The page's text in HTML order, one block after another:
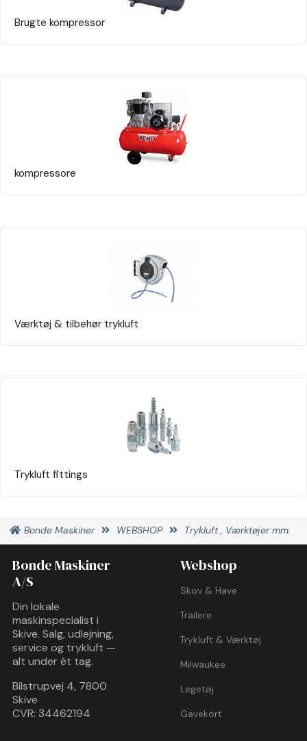
Brugte kompressor
kompressore
Værktøj & tilbehør trykluft
Trykluft fittings
Bonde Maskiner WEBSHOP Trykluft , Værktøjer mm.
Bonde Maskiner
A/S
Din lokale
maskinspecialist i
Skive. Salg, udlejning,
service og trykluft —
alt under ét tag.
Bilstrupvej 4, 7800
Skive
CVR: 34462194
Webshop
Skov & Have
Trailere
Trykluft & Værktøj
Milwaukee
Legetøj
Gavekort